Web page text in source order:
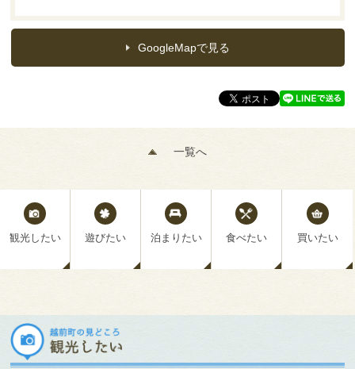
GoogleMapで見る
一覧へ
観光したい 遊びたい 泊まりたい 食べたい 買いたい